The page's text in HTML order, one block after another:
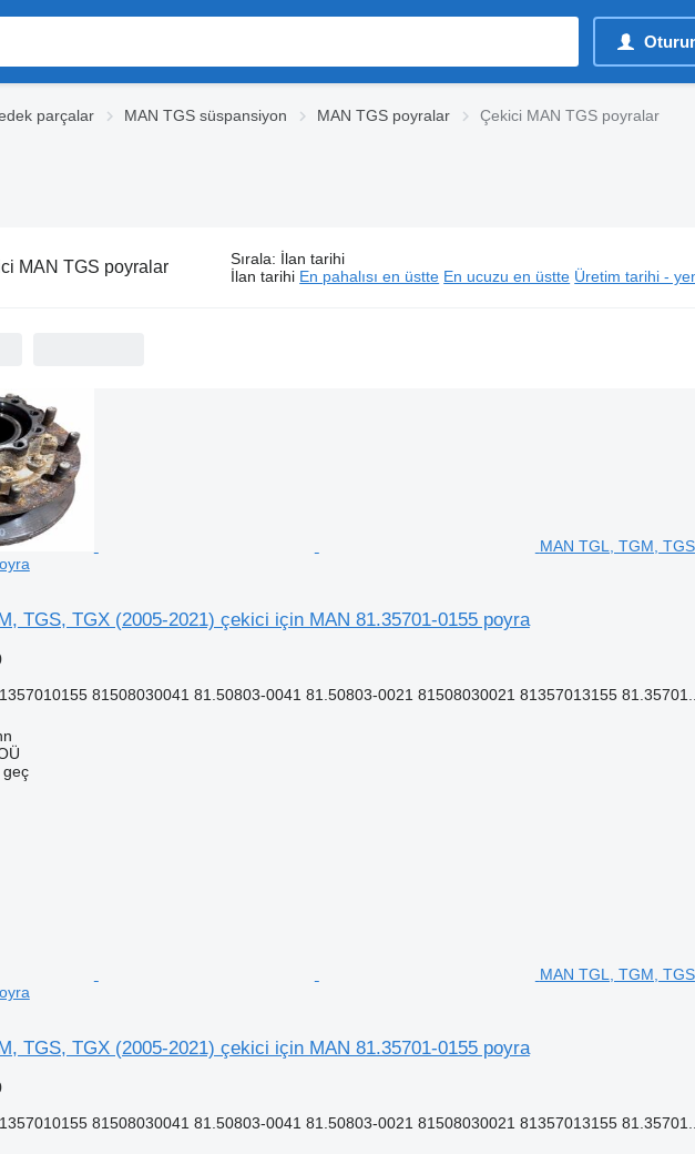
parçalar MAN TGS süspansiyon MAN TGS poyralar Çekici MAN TGS poyralar
MAN TGS poyralar Sırala: İlan tarihi
İlan tarihi En pahalısı en üstte En ucuzu en üstte Üretim tarihi -
MAN TGL, TGM,
TGS, TGX (2005-2021) çekici için MAN 81.35701-0155 poyra
81508030041 81.50803-0041 81.50803-0021 81508030021 81357013155 81.35701...
geç
MAN TGL, TGM,
TGS, TGX (2005-2021) çekici için MAN 81.35701-0155 poyra
81508030041 81.50803-0041 81.50803-0021 81508030021 81357013155 81.35701...